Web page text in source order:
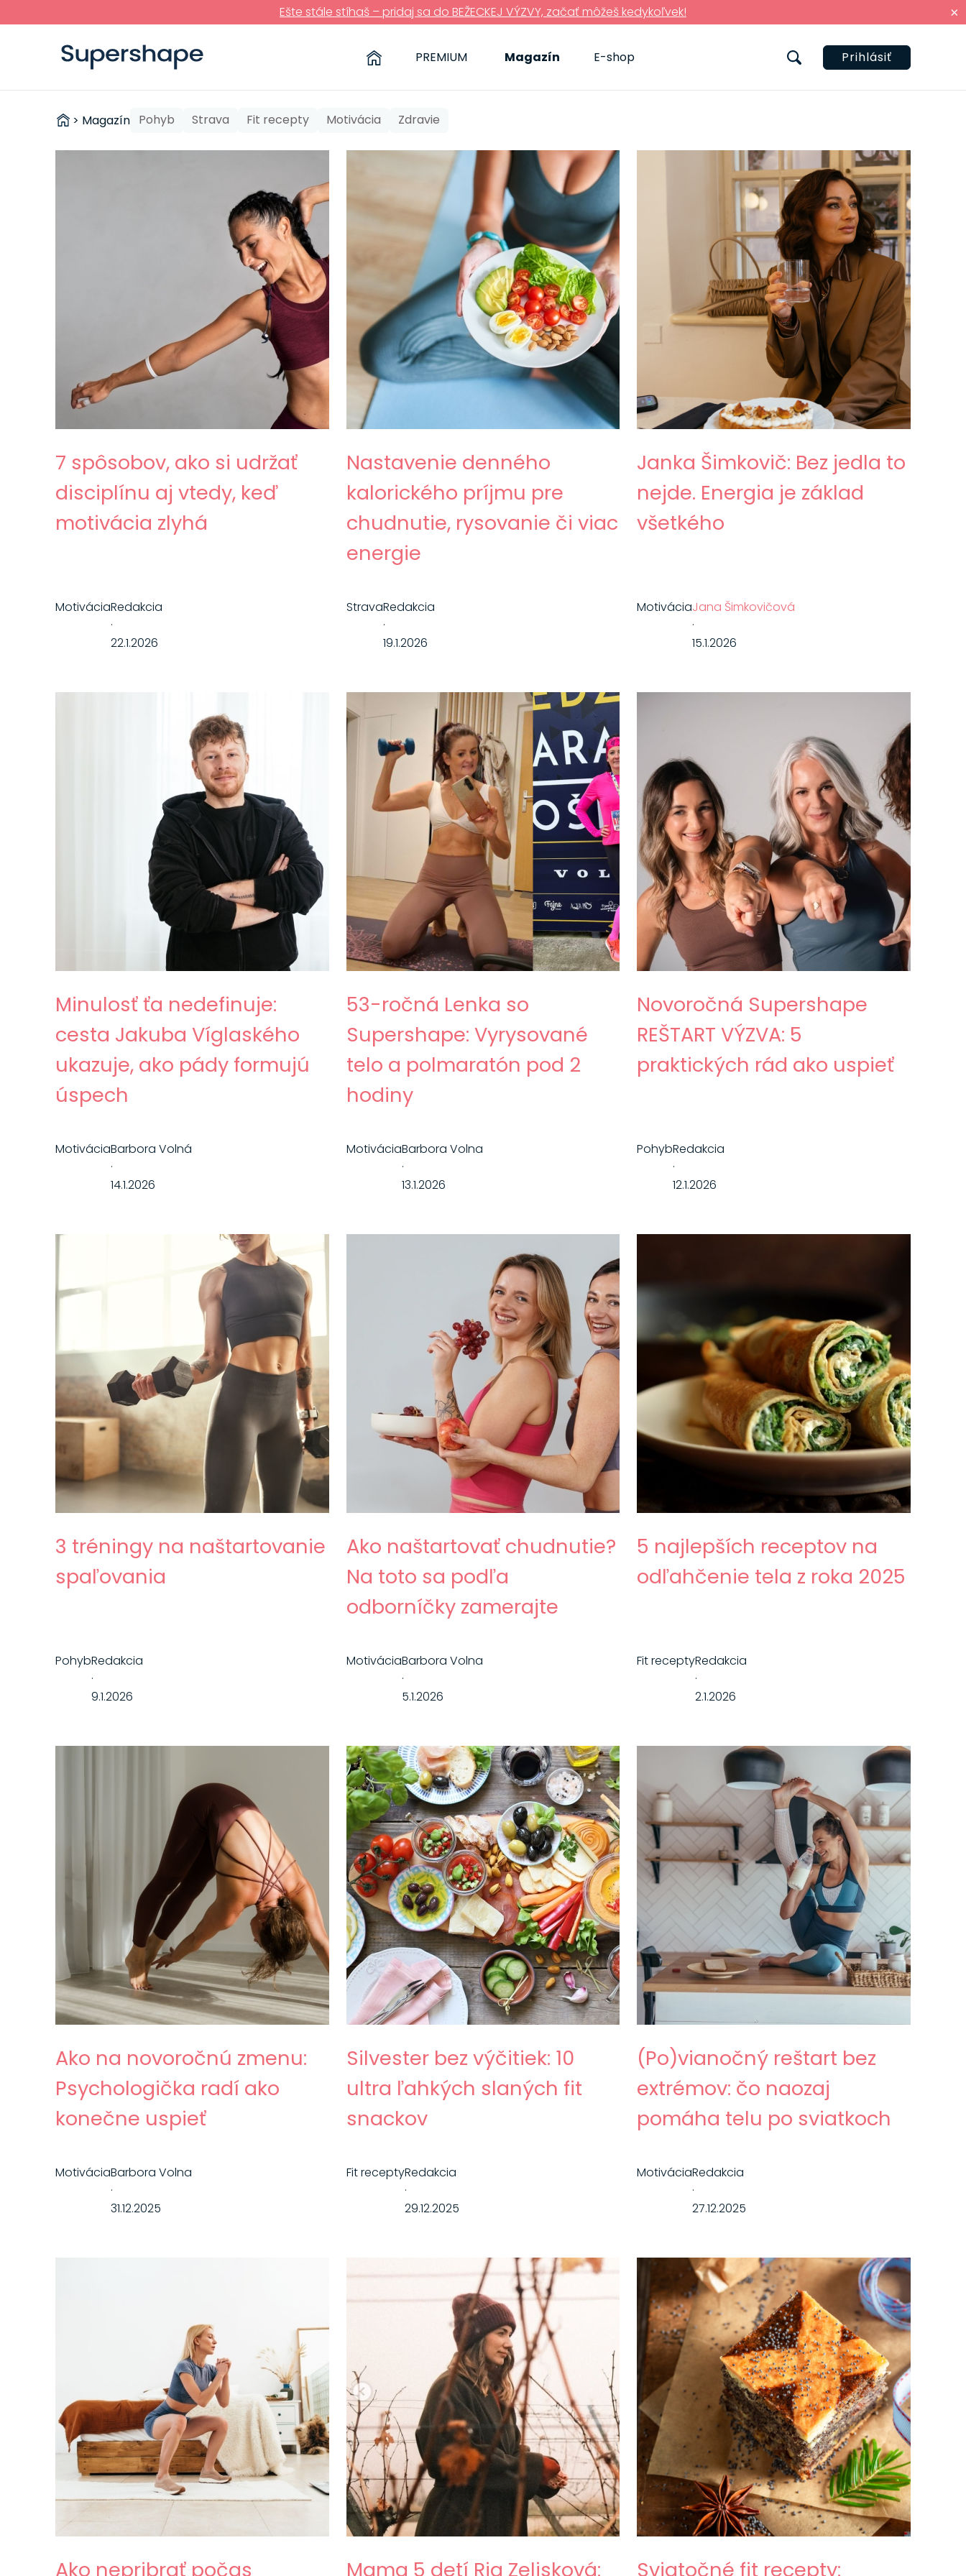
×
Ešte stále stíhaš – pridaj sa do BEŽECKEJ VÝZVY, začať môžeš kedykoľvek!
Prihlásiť
PREMIUM Magazín E-shop
ZDRAVÉ
> Magazín Pohyb Strava Fit recepty Motivácia Zdravie
7 spôsobov, ako si udržať
disciplínu aj vtedy, keď
motivácia zlyhá
MotiváciaRedakcia
·
22.1.2026
Nastavenie denného
kalorického príjmu pre
chudnutie, rysovanie či viac
energie
StravaRedakcia
·
19.1.2026
Janka Šimkovič: Bez jedla to
nejde. Energia je základ
všetkého
MotiváciaJana Šimkovičová
·
15.1.2026
Minulosť ťa nedefinuje:
cesta Jakuba Víglaského
ukazuje, ako pády formujú
úspech
MotiváciaBarbora Volná
·
14.1.2026
53-ročná Lenka so
Supershape: Vyrysované
telo a polmaratón pod 2
hodiny
MotiváciaBarbora Volna
·
13.1.2026
Novoročná Supershape
REŠTART VÝZVA: 5
praktických rád ako uspieť
PohybRedakcia
·
12.1.2026
3 tréningy na naštartovanie
spaľovania
PohybRedakcia
·
9.1.2026
Ako naštartovať chudnutie?
Na toto sa podľa
odborníčky zamerajte
MotiváciaBarbora Volna
·
5.1.2026
5 najlepších receptov na
odľahčenie tela z roka 2025
Fit receptyRedakcia
·
2.1.2026
Ako na novoročnú zmenu:
Psychologička radí ako
konečne uspieť
MotiváciaBarbora Volna
·
31.12.2025
Silvester bez výčitiek: 10
ultra ľahkých slaných fit
snackov
Fit receptyRedakcia
·
29.12.2025
(Po)vianočný reštart bez
extrémov: čo naozaj
pomáha telu po sviatkoch
MotiváciaRedakcia
·
27.12.2025
Ako nepribrať počas Mama 5 detí Ria Zelisková: Sviatočné fit recepty: